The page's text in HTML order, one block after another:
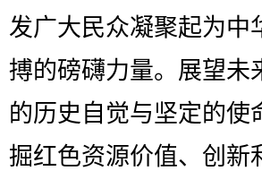
发广大民众凝聚起为中
搏的磅礴力量。展望未
的历史自觉与坚定的使
掘红色资源价值、创新